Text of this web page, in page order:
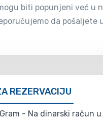
biti popunjeni već u
da pošaljete
REZERVACIJU
- Na dinarski račun